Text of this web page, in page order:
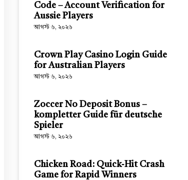
Code – Account Verification for
Aussie Players
আগস্ট ৬, ২০২৬
Crown Play Casino Login Guide
for Australian Players
আগস্ট ৬, ২০২৬
Zoccer No Deposit Bonus –
kompletter Guide für deutsche
Spieler
আগস্ট ৬, ২০২৬
Chicken Road: Quick‑Hit Crash
Game for Rapid Winners